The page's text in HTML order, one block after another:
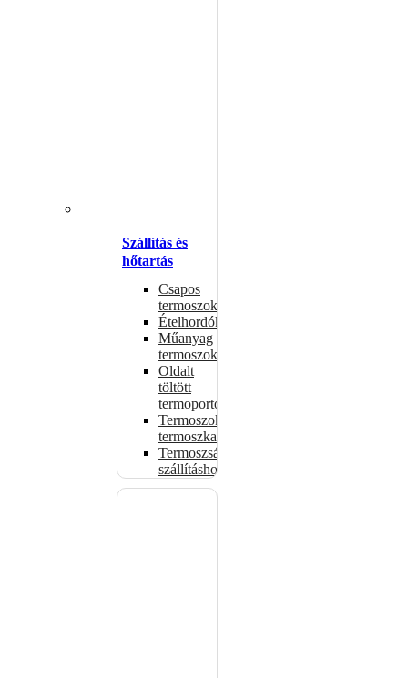
Szállítás és
hőtartás
Csapos
termoszok
Ételhordók
Műanyag
termoszok
Oldalt
töltött
termoportok
Termoszok,
termoszkannák
Termoszsákok
szállításhoz